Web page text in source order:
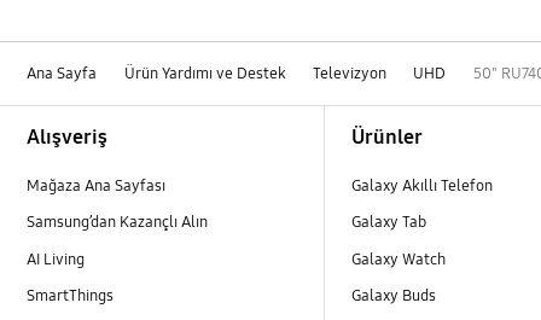
Ana Sayfa Ürün Yardımı ve Destek Televizyon UHD 50"
Alışveriş
Mağaza Ana Sayfası
Samsung’dan Kazançlı Alın
AI Living
SmartThings
Ürünler
Galaxy Akıllı Telefon
Galaxy Tab
Galaxy Watch
Galaxy Buds